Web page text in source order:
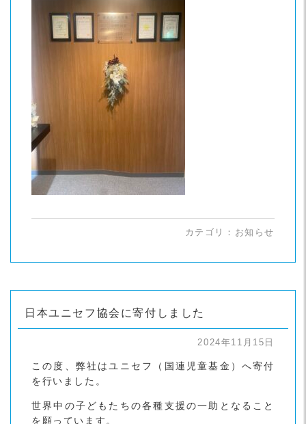
カテゴリ： お知らせ
日本ユニセフ協会に寄付しました
2024年11月15日
この度、弊社はユニセフ（国連児童基金）へ寄付
を行いました。
世界中の子どもたちの各種支援の一助となること
を願っています。